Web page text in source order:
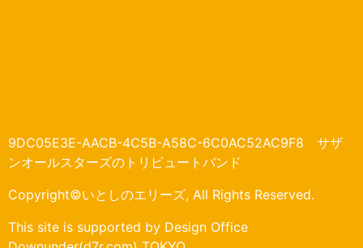
9DC05E3E-AACB-4C5B-A58C-6C0AC52AC9F8 サザ
ンオールスターズのトリビュートバンド
Copyright©いとしのエリーズ, All Rights Reserved.
This site is supported by Design Office